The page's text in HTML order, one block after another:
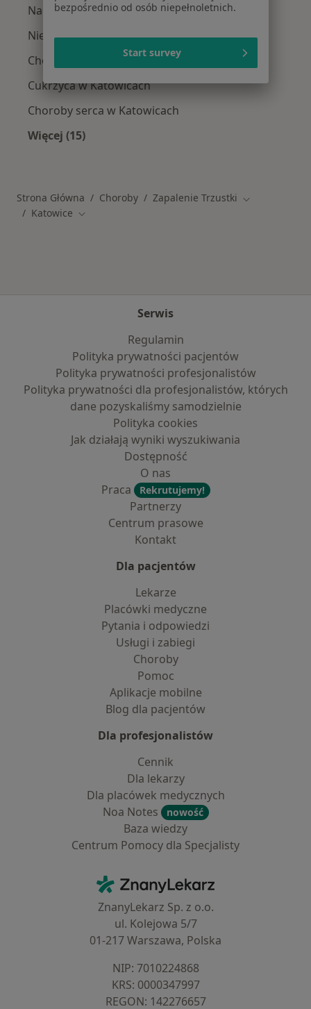
Nadciśnienie tętnicze w Katowicach
Niewydolność serca w Katowicach
Choroba wieńcowa w Katowicach
Cukrzyca w Katowicach
Choroby serca w Katowicach
Więcej (15)
Strona Główna Choroby Zapalenie Trzustki Zmień miasto
Katowice Zmień miasto
Serwis
Regulamin
Polityka prywatności pacjentów
Polityka prywatności profesjonalistów
Polityka prywatności dla profesjonalistów, których
dane pozyskaliśmy samodzielnie
Polityka cookies
Jak działają wyniki wyszukiwania
Dostępność
O nas
Praca
Rekrutujemy!
Partnerzy
Centrum prasowe
Kontakt
Dla pacjentów
Lekarze
Placówki medyczne
Pytania i odpowiedzi
Usługi i zabiegi
Choroby
Pomoc
Aplikacje mobilne
Blog dla pacjentów
Dla profesjonalistów
Cennik
Dla lekarzy
Dla placówek medycznych
Noa Notes
nowość
Baza wiedzy
Centrum Pomocy dla Specjalisty
ZnanyLekarz - Strona główna
ZnanyLekarz Sp. z o.o.
ul. Kolejowa 5/7
01-217 Warszawa, Polska
NIP: ⁠7010224868
KRS: ⁠0000347997
REGON: ⁠142276657
bezpośrednio od osób niepełnoletnich.
Start survey